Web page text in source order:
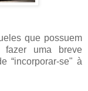
que possuem
uma breve
“incorporar-se" à